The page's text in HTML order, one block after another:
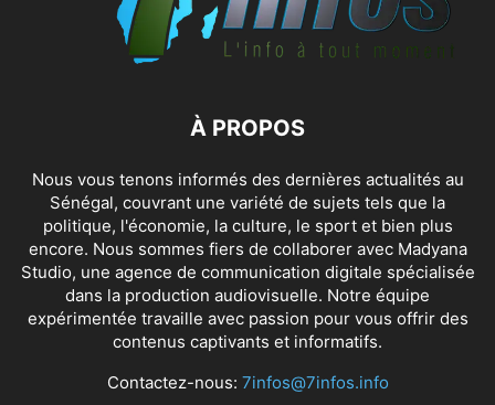
À PROPOS
Nous vous tenons informés des dernières actualités au
Sénégal, couvrant une variété de sujets tels que la
politique, l'économie, la culture, le sport et bien plus
encore. Nous sommes fiers de collaborer avec Madyana
Studio, une agence de communication digitale spécialisée
dans la production audiovisuelle. Notre équipe
expérimentée travaille avec passion pour vous offrir des
contenus captivants et informatifs.
Contactez-nous: 7infos@7infos.info